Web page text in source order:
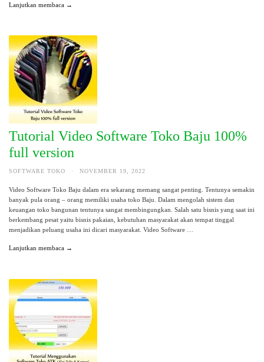
Lanjutkan membaca →
Tutorial Video Software Toko Baju 100%
full version
SOFTWARE TOKO · NOVEMBER 19, 2022
Video Software Toko Baju dalam era sekarang memang sangat penting. Tentunya semakin
banyak pula orang – orang memiliki usaha toko Baju. Dalam mengolah sistem dan
keuangan toko bangunan tentunya sangat membingungkan. Salah satu bisnis yang saat ini
berkembang pesat yaitu bisnis pakaian, kebutuhan masyarakat akan tempat tinggal
menjadikan peluang usaha ini dicari masyarakat. Video Software …
Lanjutkan membaca →